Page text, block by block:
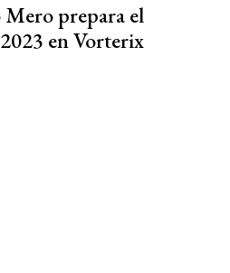
prepara el
en Vorterix